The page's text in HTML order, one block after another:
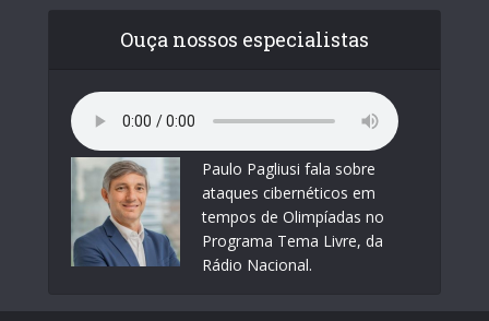
Ouça nossos especialistas
Paulo Pagliusi fala sobre
ataques cibernéticos em
tempos de Olimpíadas no
Programa Tema Livre, da
Rádio Nacional.